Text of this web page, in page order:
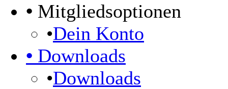
• Mitgliedsoptionen
•Dein Konto
• Downloads
•Downloads